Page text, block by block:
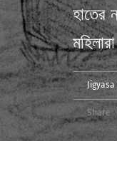
হাতের
মহিলারা
Share